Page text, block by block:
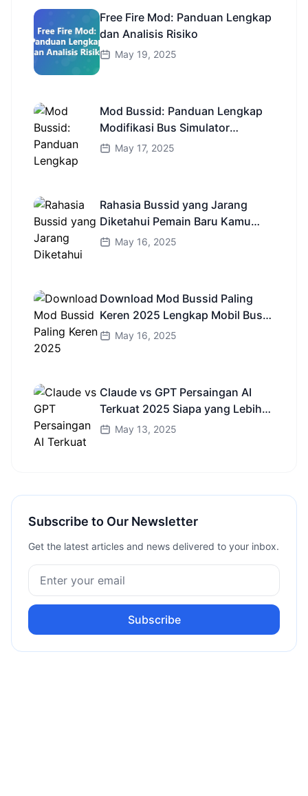
Free Fire Mod: Panduan Lengkap
dan Analisis Risiko
May 19, 2025
Mod Bussid: Panduan Lengkap
Modifikasi Bus Simulator
Indonesia
May 17, 2025
Rahasia Bussid yang Jarang
Diketahui Pemain Baru Kamu
Wajib Coba!
May 16, 2025
Download Mod Bussid Paling
Keren 2025 Lengkap Mobil Bus
dan Truk HD
May 16, 2025
Claude vs GPT Persaingan AI
Terkuat 2025 Siapa yang Lebih
Cerdas?
May 13, 2025
Subscribe to Our Newsletter
Get the latest articles and news delivered to your inbox.
Subscribe